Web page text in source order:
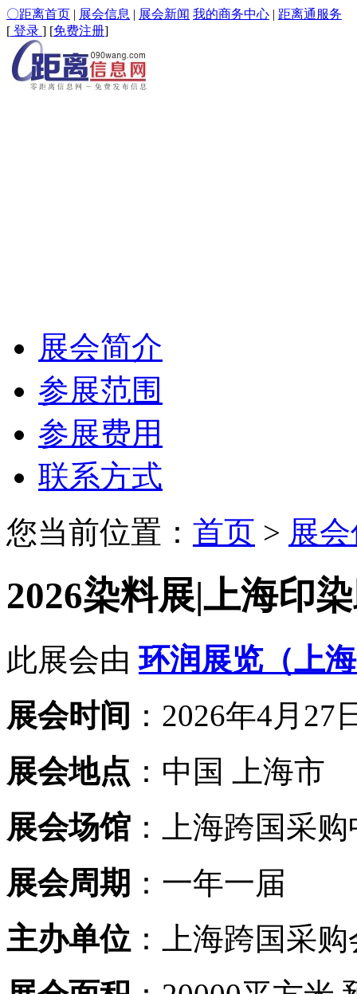
〇距离首页 | 展会信息 | 展会新闻 我的商务中心 | 距离通服务
[ 登录 ] [免费注册]
展会简介
参展范围
参展费用
联系方式
您当前位置： 首页 > 展
2026染料展|上海印
此展会由环润展览（上
展会时间 ：2026年4月27
展会地点 ：中国 上海市
展会场馆 ：上海跨国采
展会周期 ：一年一届
主办单位 ：上海跨国采